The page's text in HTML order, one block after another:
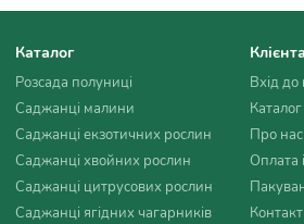
Каталог
Розсада полуниці
Саджанці малини
Саджанці екзотичних рослин
Саджанці хвойних рослин
Саджанці цитрусових рослин
Саджанці ягідних чагарників
Вхід до
Каталог
Про нас
Оплата